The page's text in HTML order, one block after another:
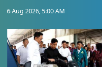
6 Aug 2026, 5:00 AM